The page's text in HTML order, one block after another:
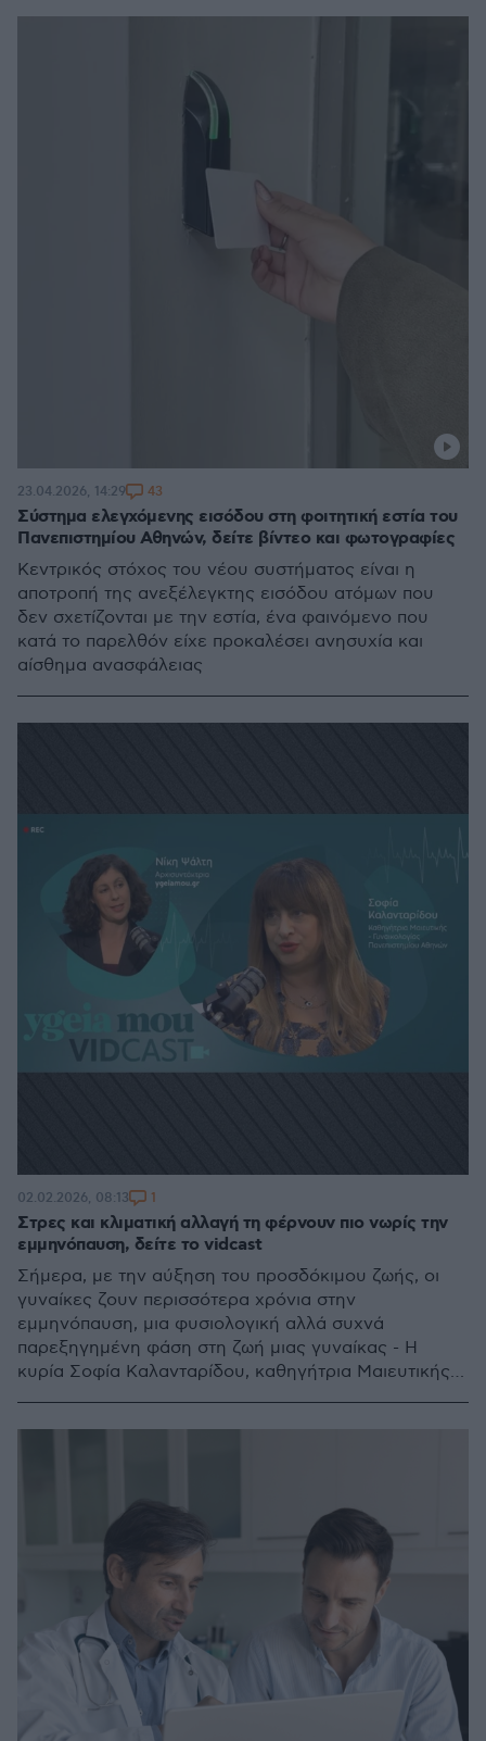
Σύστημα ελεγχόμενης εισόδου στη φοιτητική εστία του
Πανεπιστημίου Αθηνών, δείτε βίντεο και φωτογραφίες
Κεντρικός στόχος του νέου συστήματος είναι η
αποτροπή της ανεξέλεγκτης εισόδου ατόμων που
δεν σχετίζονται με την εστία, ένα φαινόμενο που
κατά το παρελθόν είχε προκαλέσει ανησυχία και
αίσθημα ανασφάλειας
23.04.2026, 14:29 43
Στρες και κλιματική αλλαγή τη φέρνουν πιο νωρίς την
εμμηνόπαυση, δείτε το vidcast
Σήμερα, με την αύξηση του προσδόκιμου ζωής, οι
γυναίκες ζουν περισσότερα χρόνια στην
εμμηνόπαυση, μια φυσιολογική αλλά συχνά
παρεξηγημένη φάση στη ζωή μιας γυναίκας - Η
κυρία Σοφία Καλανταρίδου, καθηγήτρια Μαιευτικής-
02.02.2026, 08:13 1